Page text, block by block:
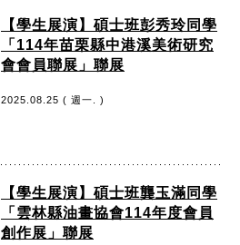
【學生展演】碩士班彭秀玲同學
「114年苗栗縣中港溪美術研究
會會員聯展」聯展
2025.08.25 ( 週一. )
【學生展演】碩士班龔玉滿同學
「雲林縣油畫協會114年度會員
創作展」聯展